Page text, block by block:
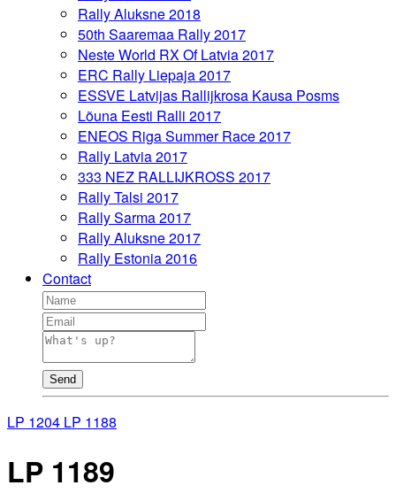
Rally Aluksne 2018
50th Saaremaa Rally 2017
Neste World RX Of Latvia 2017
ERC Rally Liepaja 2017
ESSVE Latvijas Rallijkrosa Kausa Posms
Lõuna Eesti Ralli 2017
ENEOS Riga Summer Race 2017
Rally Latvia 2017
333 NEZ RALLIJKROSS 2017
Rally Talsi 2017
Rally Sarma 2017
Rally Aluksne 2017
Rally Estonia 2016
Contact
Send
LP 1204 LP 1188
LP 1189